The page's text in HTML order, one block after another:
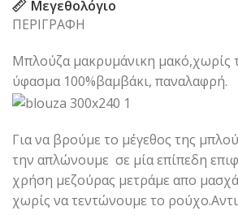
Μεγεθολόγιο
ΠΕΡΙΓΡΑΦΗ
Μπλούζα μακρυμάνικη μακό,χωρίς
ύφασμα 100%βαμβάκι, παναλαφρή.
Για να βρούμε το μέγεθος της
την απλώνουμε σε μία επίπεδη
χρήση μεζούρας μετράμε απο
χωρίς να τεντώνουμε το